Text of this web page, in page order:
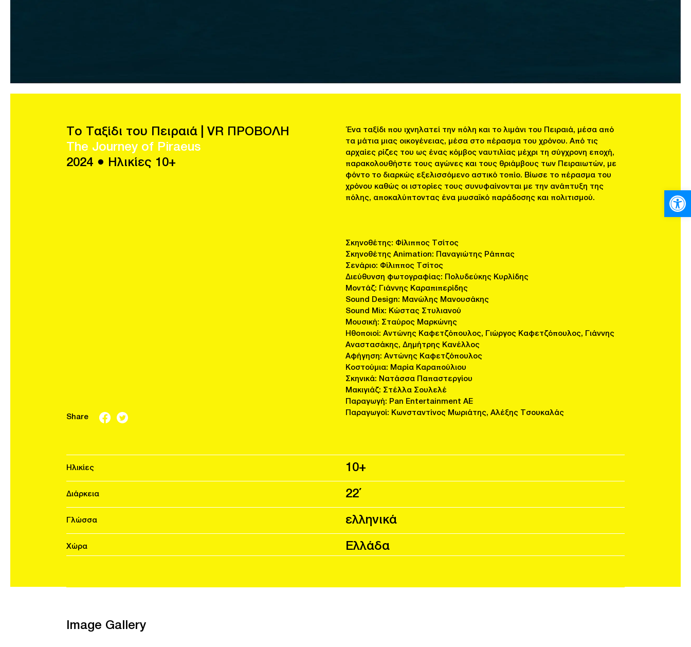
Το Ταξίδι του Πειραιά | VR ΠΡΟΒΟΛΗ
The Journey of Piraeus
2024 ● Ηλικίες 10+
Share
Ένα ταξίδι που ιχνηλατεί την πόλη και το λιμάνι του Πειραιά, μέσα από
τα μάτια μιας οικογένειας, μέσα στο πέρασμα του χρόνου. Από τις
αρχαίες ρίζες του ως ένας κόμβος ναυτιλίας μέχρι τη σύγχρονη εποχή,
παρακολουθήστε τους αγώνες και τους θριάμβους των Πειραιωτών, με
φόντο το διαρκώς εξελισσόμενο αστικό τοπίο. Βίωσε το πέρασμα του
χρόνου καθώς οι ιστορίες τους συνυφαίνονται με την ανάπτυξη της
πόλης, αποκαλύπτοντας ένα μωσαϊκό παράδοσης και πολιτισμού.
Σκηνοθέτης: Φίλιππος Τσίτος
Σκηνοθέτης Animation: Παναγιώτης Ράππας
Σενάριο: Φίλιππος Τσίτος
Διεύθυνση φωτογραφίας: Πολυδεύκης Κυρλίδης
Μοντάζ: Γιάννης Καραπιπερίδης
Sound Design: Μανώλης Μανουσάκης
Sound Mix: Κώστας Στυλιανού
Μουσική: Σταύρος Μαρκώνης
Ηθοποιοί: Αντώνης Καφετζόπουλος, Γιώργος Καφετζόπουλος, Γιάννης
Αναστασάκης, Δημήτρης Κανέλλος
Αφήγηση: Αντώνης Καφετζόπουλος
Κοστούμια: Μαρία Καραπούλιου
Σκηνικά: Νατάσσα Παπαστεργίου
Μακιγιάζ: Στέλλα Σουλελέ
Παραγωγή: Pan Entertainment AE
Παραγωγοί: Κωνσταντίνος Μωριάτης, Αλέξης Τσουκαλάς
Ηλικίες 10+
Διάρκεια 22΄
Γλώσσα ελληνικά
Χώρα Ελλάδα
Image Gallery